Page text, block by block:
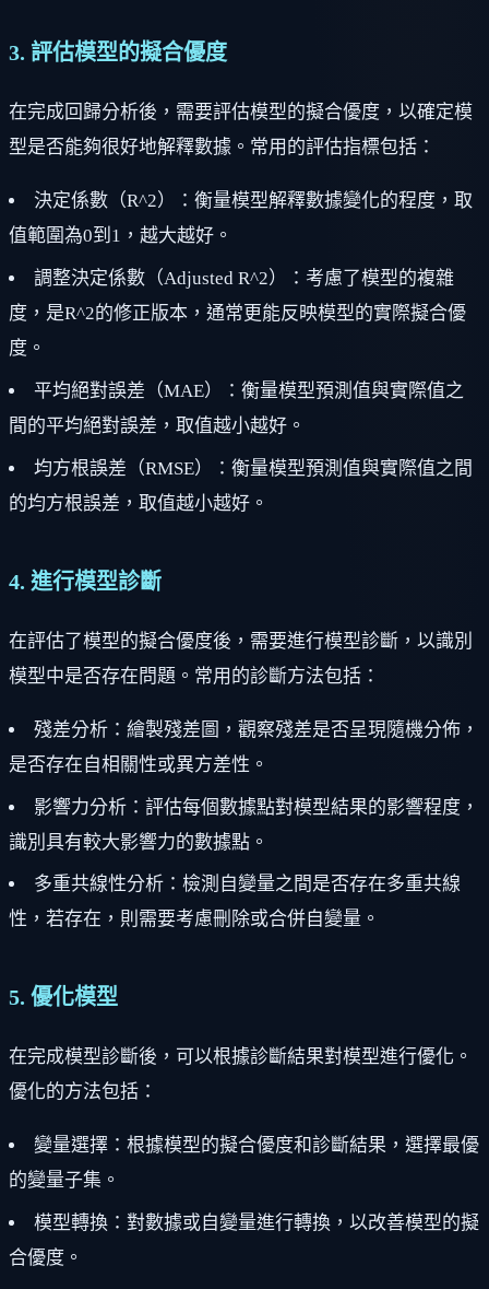
3. 評估模型的擬合優度
在完成回歸分析後，需要評估模型的擬合優度，以確定模
型是否能夠很好地解釋數據。常用的評估指標包括：
決定係數（R^2）：衡量模型解釋數據變化的程度，取
值範圍為0到1，越大越好。
調整決定係數（Adjusted R^2）：考慮了模型的複雜
度，是R^2的修正版本，通常更能反映模型的實際擬合優
度。
平均絕對誤差（MAE）：衡量模型預測值與實際值之
間的平均絕對誤差，取值越小越好。
均方根誤差（RMSE）：衡量模型預測值與實際值之間
的均方根誤差，取值越小越好。
4. 進行模型診斷
在評估了模型的擬合優度後，需要進行模型診斷，以識別
模型中是否存在問題。常用的診斷方法包括：
殘差分析：繪製殘差圖，觀察殘差是否呈現隨機分佈，
是否存在自相關性或異方差性。
影響力分析：評估每個數據點對模型結果的影響程度，
識別具有較大影響力的數據點。
多重共線性分析：檢測自變量之間是否存在多重共線
性，若存在，則需要考慮刪除或合併自變量。
5. 優化模型
在完成模型診斷後，可以根據診斷結果對模型進行優化。
優化的方法包括：
變量選擇：根據模型的擬合優度和診斷結果，選擇最優
的變量子集。
模型轉換：對數據或自變量進行轉換，以改善模型的擬
合優度。